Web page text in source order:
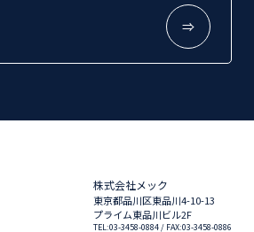
⇒
株式会社メック
東京都品川区東品川4-10-13
プライム東品川ビル2F
TEL:03-3458-0884/ FAX:03-3458-0886